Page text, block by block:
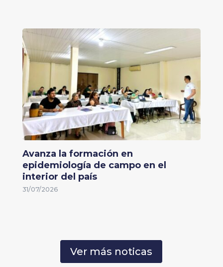
Avanza la formación en
epidemiología de campo en el
interior del país
31/07/2026
Ver más noticas